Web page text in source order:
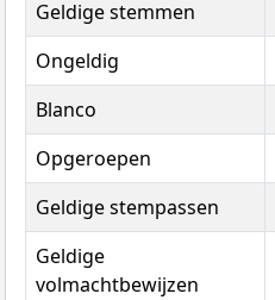
Geldige stemmen
Ongeldig
Blanco
Opgeroepen
Geldige stempassen
Geldige
volmachtbewijzen